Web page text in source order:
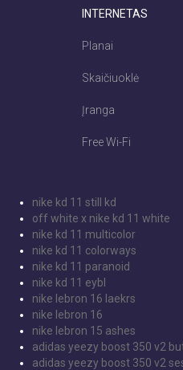
INTERNETAS
Planai
Skaičiuoklė
Įranga
Free Wi-Fi
nike kd 11 still kd
off white x nike kd 11 white
nike kd 11 multicolor
nike kd 11 colorways
nike kd 11 paranoid
nike kd 11 eybl
nike lebron 16 laekrs
nike lebron 16
nike lebron 15 ashes
adidas yeezy boost 350 v2
adidas yeezy boost 350 v2